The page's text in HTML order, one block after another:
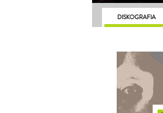
DISKOGRAFIA